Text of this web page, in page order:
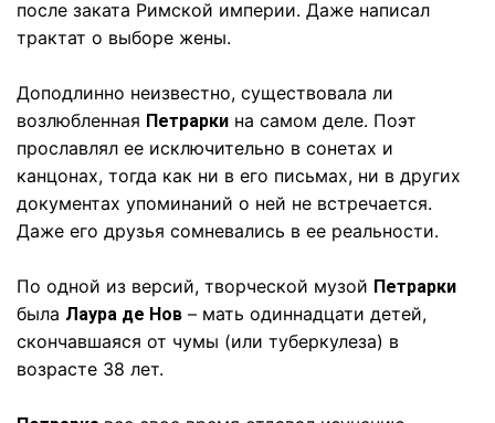
после заката Римской империи. Даже написал
трактат о выборе жены.
Доподлинно неизвестно, существовала ли
возлюбленная Петрарки на самом деле. Поэт
прославлял ее исключительно в сонетах и
канцонах, тогда как ни в его письмах, ни в других
документах упоминаний о ней не встречается.
Даже его друзья сомневались в ее реальности.
По одной из версий, творческой музой Петрарки
была Лаура де Нов – мать одиннадцати детей,
скончавшаяся от чумы (или туберкулеза) в
возрасте 38 лет.